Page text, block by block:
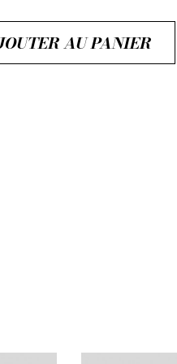
AU PANIER